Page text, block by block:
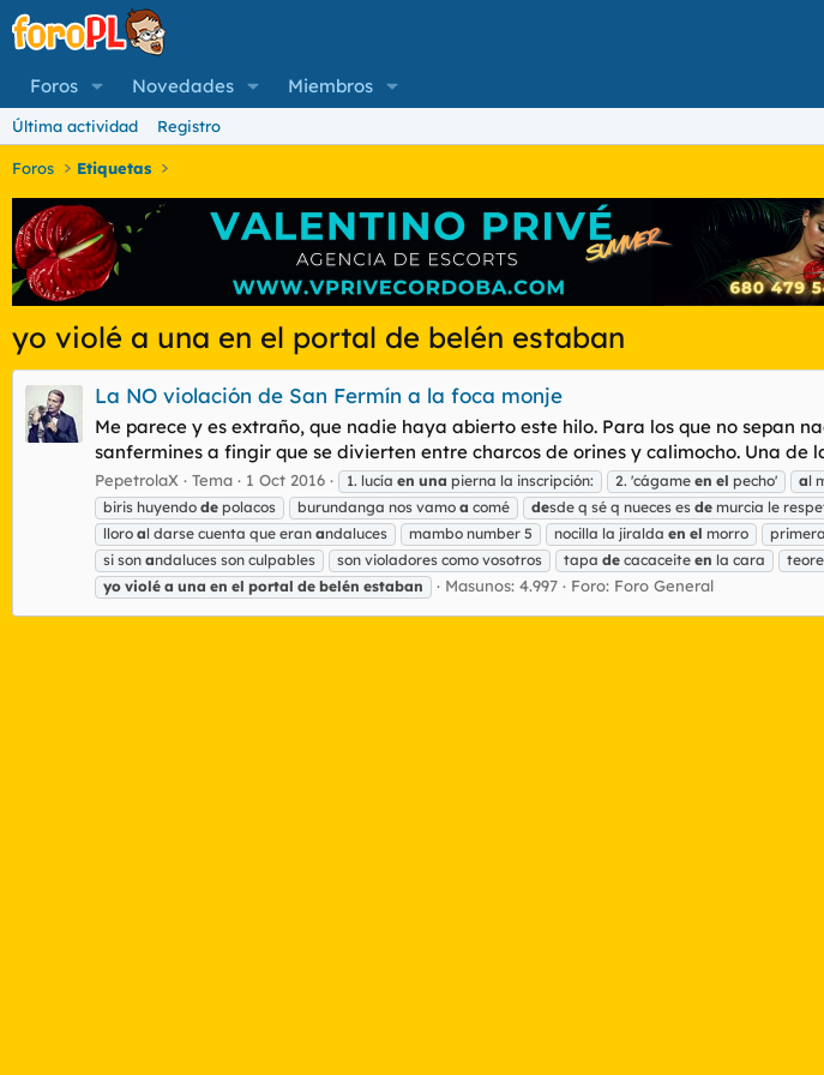
Foros Novedades Miembros
Última actividad Registro
Foros Etiquetas
yo violé a una en el portal de belén estaban
La NO violación de San Fermín a la foca monje
Me parece y es extraño, que nadie haya abierto este hilo. Para los que no sepan
sanfermines a fingir que se divierten entre charcos de orines y calimocho. Una de
PepetrolaX Tema 1 Oct 2016 1. lucía en una pierna la inscripción: 2. 'cágame en el pecho' al
biris huyendo de polacos burundanga nos vamo a comé desde q sé q nueces es de murcia le
lloro al darse cuenta que eran andaluces mambo number 5 nocilla la jiralda en el morro
si son andaluces son culpables son violadores como vosotros tapa de cacaceite en la cara
yo violé a una en el portal de belén estaban Masunos: 4.997 Foro: Foro General